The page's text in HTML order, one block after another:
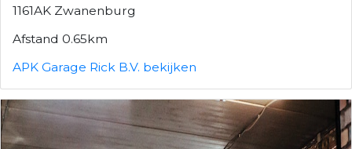
1161AK Zwanenburg
Afstand 0.65km
APK Garage Rick B.V. bekijken